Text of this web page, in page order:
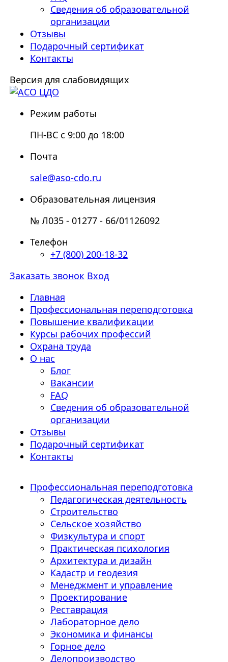
Сведения об образовательной
организации
Отзывы
Подарочный сертификат
Контакты
Версия для слабовидящих
Режим работы
ПН-ВС с 9:00 до 18:00
Почта
sale@aso-cdo.ru
Образовательная лицензия
№ Л035 - 01277 - 66/01126092
Телефон
+7 (800) 200-18-32
Заказать звонок Вход
Главная
Профессиональная переподготовка
Повышение квалификации
Курсы рабочих профессий
Охрана труда
О нас
Блог
Вакансии
FAQ
Сведения об образовательной
организации
Отзывы
Подарочный сертификат
Контакты
Профессиональная переподготовка
Педагогическая деятельность
Строительство
Сельское хозяйство
Физкультура и спорт
Практическая психология
Архитектура и дизайн
Кадастр и геодезия
Менеджмент и управление
Проектирование
Реставрация
Лабораторное дело
Экономика и финансы
Горное дело
Делопроизводство